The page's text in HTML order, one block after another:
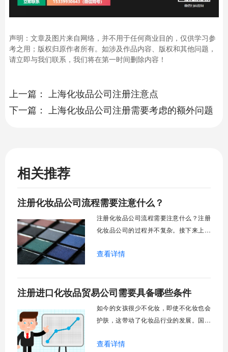
声明：文章及图片来自网络，并不用于任何商业目的，仅供学习参
考之用；版权归原作者所有。如涉及作品内容、版权和其他问题，
请立即与我们联系，我们将在第一时间删除内容！
上一篇：
上海化妆品公司注册注意点
下一篇：
上海化妆品公司注册需要考虑的额外问题
相关推荐
注册化妆品公司流程需要注意什么？
注册化妆品公司流程需要注意什么？注册
化妆品公司的过程并不复杂。接下来上海
查看详情
注册进口化妆品贸易公司需要具备哪些条件
如今的女孩很少不化妆，即使不化妆也会
护肤，这带动了化妆品行业的发展。国外
以更受女生喜欢，那么注册进口化妆品贸
查看详情